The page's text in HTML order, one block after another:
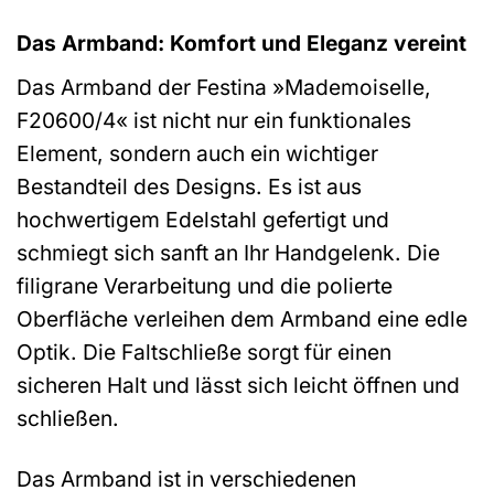
Das Armband: Komfort und Eleganz vereint
Das Armband der Festina »Mademoiselle,
F20600/4« ist nicht nur ein funktionales
Element, sondern auch ein wichtiger
Bestandteil des Designs. Es ist aus
hochwertigem Edelstahl gefertigt und
schmiegt sich sanft an Ihr Handgelenk. Die
filigrane Verarbeitung und die polierte
Oberfläche verleihen dem Armband eine edle
Optik. Die Faltschließe sorgt für einen
sicheren Halt und lässt sich leicht öffnen und
schließen.
Das Armband ist in verschiedenen